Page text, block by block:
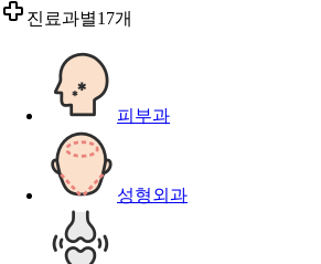
진료과별17개
피부과
성형외과